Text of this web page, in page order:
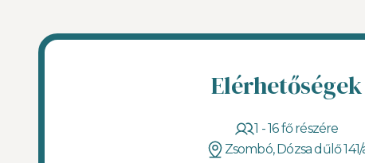
Elérhetőségek
1 - 16 fő részére
Zsombó, Dózsa dűlő 141/